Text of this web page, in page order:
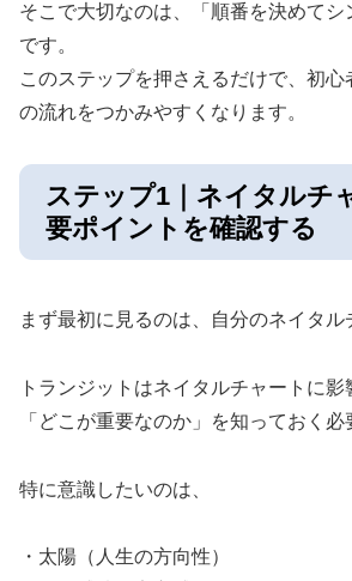
そこで大切なのは、「順番を決めてシ
です。
このステップを押さえるだけで、初心
の流れをつかみやすくなります。
ステップ1｜ネイタルチ
要ポイントを確認する
まず最初に見るのは、自分のネイタル
トランジットはネイタルチャートに影
「どこが重要なのか」を知っておく必
特に意識したいのは、
・太陽（人生の方向性）